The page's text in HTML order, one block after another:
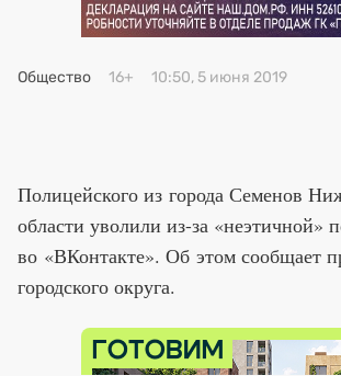
Общество 16+ 10:50, 5 июня 2019
Полицейского из города Семенов
области уволили из-за «неэтичной»
во «ВКонтакте». Об этом сообщает
городского округа.